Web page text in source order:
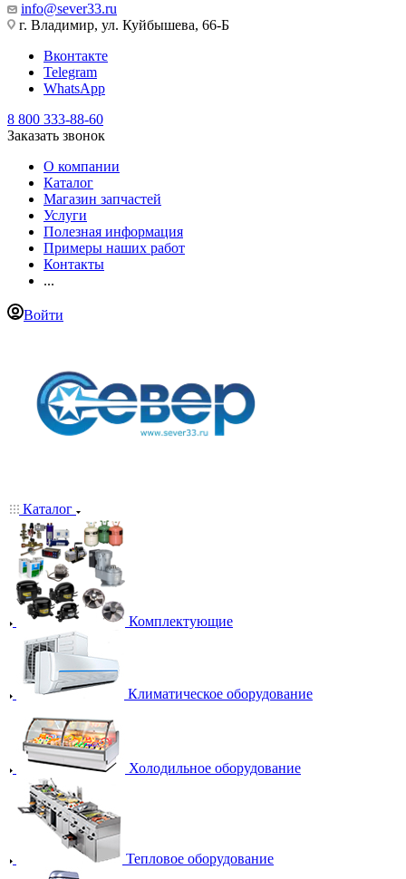
info@sever33.ru
г. Владимир, ул. Куйбышева, 66-Б
Вконтакте
Telegram
WhatsApp
8 800 333-88-60
Заказать звонок
О компании
Каталог
Магазин запчастей
Услуги
Полезная информация
Примеры наших работ
Контакты
...
Войти
Каталог
Комплектующие
Климатическое оборудование
Холодильное оборудование
Тепловое оборудование